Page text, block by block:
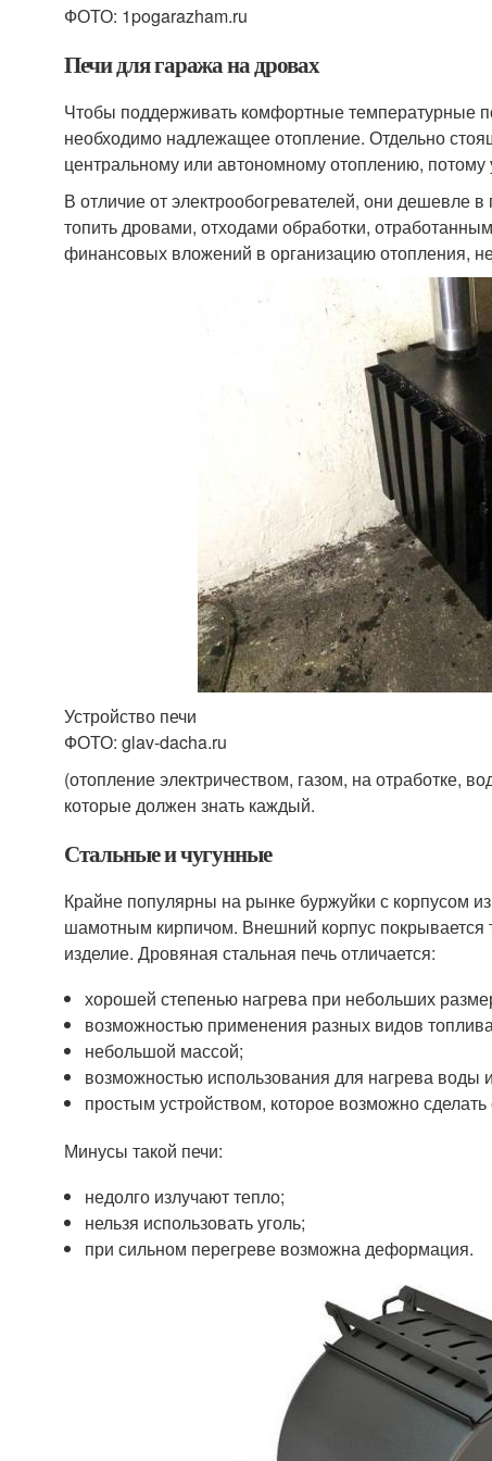
ФОТО: 1pogarazham.ru
Печи для гаража на дровах
Чтобы поддерживать комфортные температурные
необходимо надлежащее отопление. Отдельно
центральному или автономному отоплению, потому
В отличие от электрообогревателей, они дешевле
топить дровами, отходами обработки,
финансовых вложений в организацию отопления,
Устройство печи
ФОТО: glav-dacha.ru
(отопление электричеством, газом, на отработке,
которые должен знать каждый.
Стальные и чугунные
Крайне популярны на рынке буржуйки с корпусом
шамотным кирпичом. Внешний корпус покрывается
изделие. Дровяная стальная печь отличается:
хорошей степенью нагрева при небольших
возможностью применения разных видов
небольшой массой;
возможностью использования для нагрева воды
простым устройством, которое возможно
Минусы такой печи:
недолго излучают тепло;
нельзя использовать уголь;
при сильном перегреве возможна деформация.